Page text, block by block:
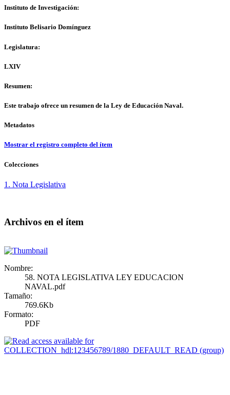
Instituto de Investigación:
Instituto Belisario Domínguez
Legislatura:
LXIV
Resumen:
Este trabajo ofrece un resumen de la Ley de Educación Naval.
Metadatos
Mostrar el registro completo del ítem
Colecciones
1. Nota Legislativa
Archivos en el ítem
Nombre:
58. NOTA LEGISLATIVA LEY EDUCACION
NAVAL.pdf
Tamaño:
769.6Kb
Formato:
PDF